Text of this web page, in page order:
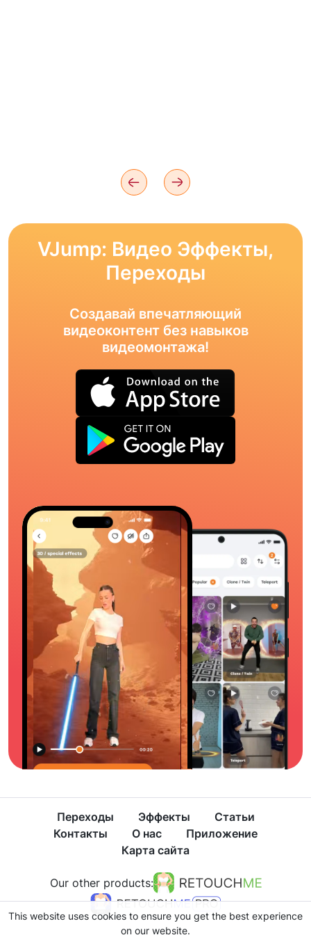
VJump: Видео Эффекты,
Переходы
Создавай впечатляющий
видеоконтент без навыков
видеомонтажа!
Переходы Эффекты
Статьи
Контакты
О нас
Приложение
Карта сайта
Our other products:
This website uses cookies to ensure you get the best experience
on our website.